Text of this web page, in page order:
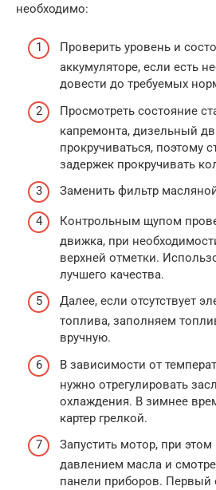
необходимо:
Проверить уровень и
аккумуляторе, если есть
довести до требуемых
Просмотреть состояние
капремонта, дизельный
прокручиваться, поэтому
задержек прокручивать
Заменить фильтр
Контрольным щупом
движка, при
верхней отметки.
лучшего качества.
Далее, если отсутствует
топлива, заполняем
вручную.
В зависимости от
нужно отрегулировать
охлаждения. В зимнее
картер грелкой.
Запустить мотор, при
давлением масла и
панели приборов. Первый